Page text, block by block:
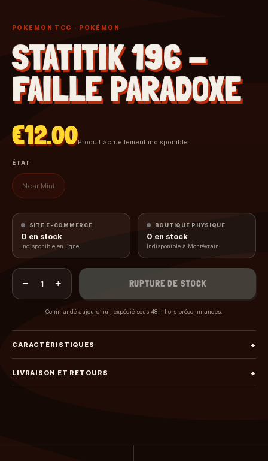
POKEMON TCG · POKÉMON
STATITIK 196 -
FAILLE PARADOXE
€12.00Produit actuellement indisponible
ÉTAT
Near Mint
SITE E-COMMERCE
0 en stock
Indisponible en ligne
BOUTIQUE PHYSIQUE
0 en stock
Indisponible à Montévrain
− 1 + RUPTURE DE STOCK
Commandé aujourd’hui, expédié sous 48 h hors précommandes.
CARACTÉRISTIQUES +
LIVRAISON ET RETOURS +